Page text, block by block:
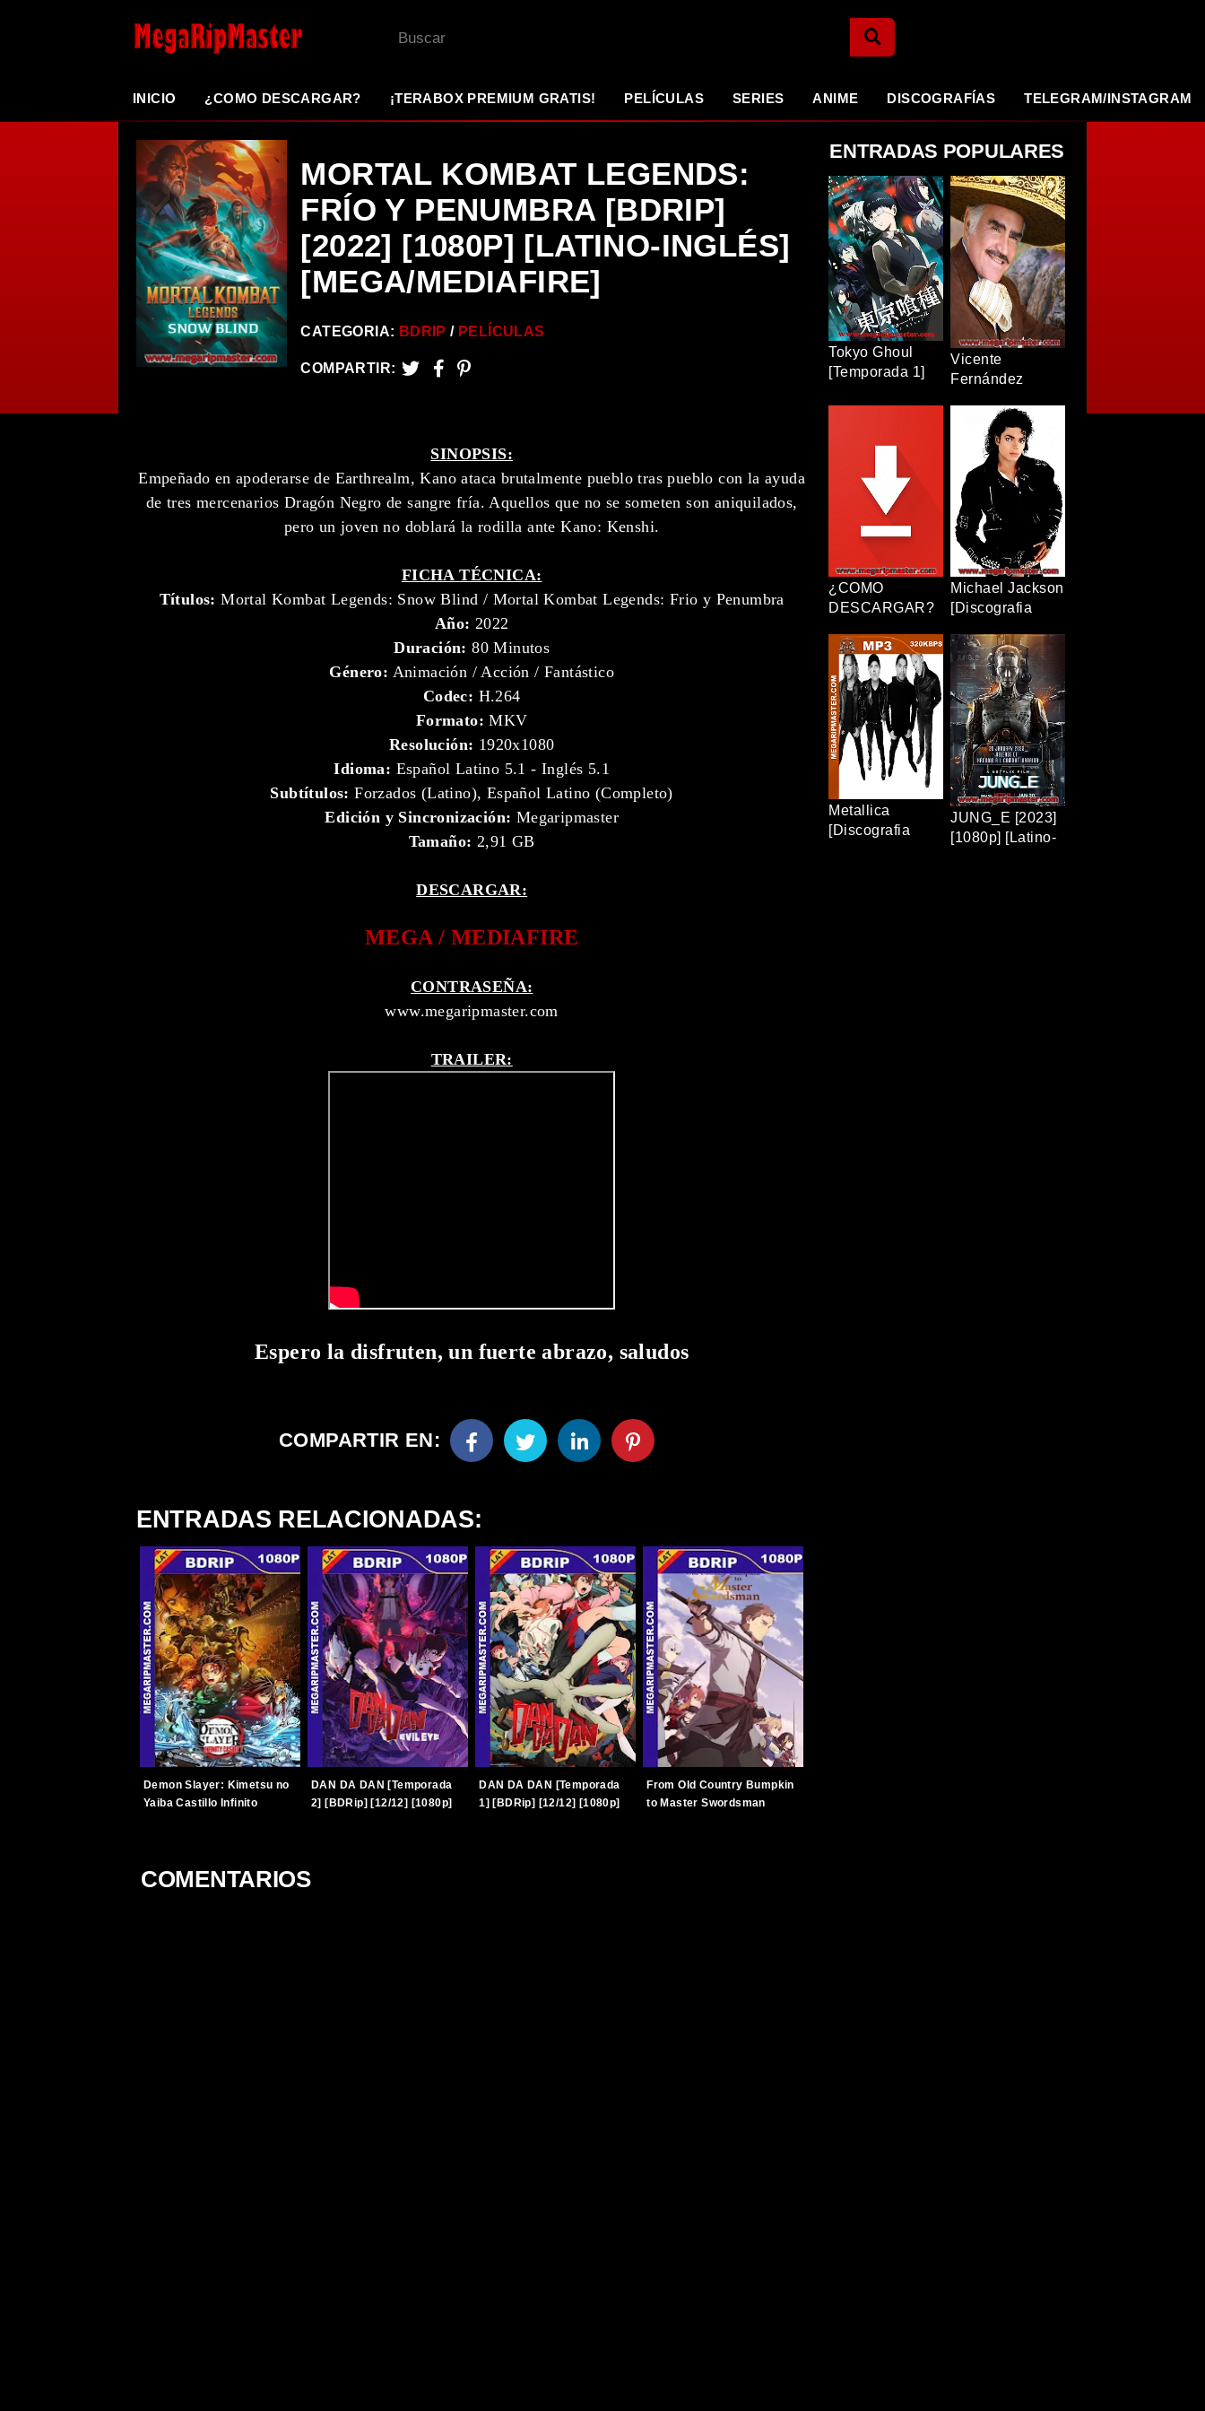
INICIO ¿COMO DESCARGAR? ¡TERABOX PREMIUM GRATIS! PELÍCULAS SERIES ANIME DISCOGRAFÍAS TELEGRAM/INSTAGRAM
MORTAL KOMBAT LEGENDS:
FRÍO Y PENUMBRA [BDRIP]
[2022] [1080P] [LATINO-INGLÉS]
[MEGA/MEDIAFIRE]
CATEGORIA: BDRIP PELÍCULAS
COMPARTIR:
SINOPSIS:
Empeñado en apoderarse de Earthrealm, Kano ataca brutalmente pueblo tras pueblo con la ayuda
de tres mercenarios Dragón Negro de sangre fría. Aquellos que no se someten son aniquilados,
pero un joven no doblará la rodilla ante Kano: Kenshi.
FICHA TÉCNICA:
Títulos:Mortal Kombat Legends: Snow Blind / Mortal Kombat Legends: Frio y Penumbra
Año: 2022
Duración: 80 Minutos
Género: Animación / Acción / Fantástico
Codec: H.264
Formato: MKV
Resolución: 1920x1080
Idioma: Español Latino 5.1 - Inglés 5.1
Subtítulos: Forzados (Latino), Español Latino (Completo)
Edición y Sincronización: Megaripmaster
Tamaño: 2,91 GB
DESCARGAR:
MEGA / MEDIAFIRE
CONTRASEÑA:
www.megaripmaster.com
TRAILER:
Espero la disfruten, un fuerte abrazo, saludos
COMPARTIR EN:
ENTRADAS RELACIONADAS:
Demon Slayer: Kimetsu no
Yaiba Castillo Infinito
DAN DA DAN [Temporada
2] [BDRip] [12/12] [1080p]
DAN DA DAN [Temporada
1] [BDRip] [12/12] [1080p]
From Old Country Bumpkin
to Master Swordsman
COMENTARIOS
ENTRADAS POPULARES
Tokyo Ghoul
[Temporada 1]
Japonés]
Vicente
Fernández
Completa]
[320Kbps] [MP3]
[TERABOX]
¿COMO
DESCARGAR?
Michael Jackson
[Discografia
[320Kbps] [MP3]
[TERABOX]
Metallica
[Discografia
JUNG_E [2023]
[1080p] [Latino-